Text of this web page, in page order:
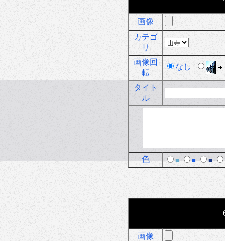
画像
カテゴ
リ
画像回
転
なし
タイト
ル
色 ■ ■ ■
画像